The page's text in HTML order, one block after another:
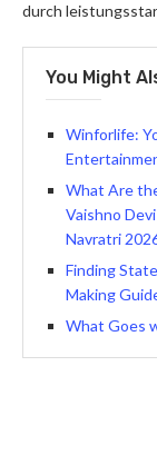
durch
You Might
Winforlife:
What Are
Vaishno
Navratri
Finding
Making
What Goes